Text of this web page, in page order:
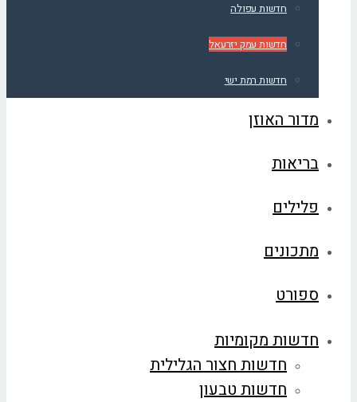
חדשות עפולה
חדשות עמק יזרעאל
חדשות רמת ישי
מדור האוזן
בריאות
פלילים
מתכונים
ספורט
חדשות מקומיות
חדשות חצור הגלילית
חדשות טבעון